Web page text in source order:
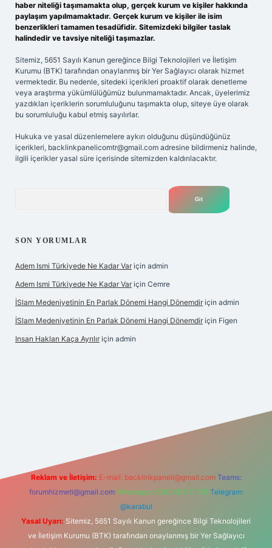
haber niteliği taşımamakta olup, gerçek kurum ve kişiler hakkında
paylaşım yapılmamaktadır. Gerçek kurum ve kişiler ile isim
benzerlikleri tamamen tesadüfidir. Sitemizdeki bilgiler taslak
halindedir ve tavsiye niteliği taşımazlar.
Sitemiz, 5651 Sayılı Kanun gereğince Bilgi Teknolojileri ve İletişim
Kurumu (BTK) tarafından onaylanmış bir Yer Sağlayıcı olarak hizmet
vermektedir. Bu nedenle, sitedeki içerikleri proaktif olarak denetleme
veya araştırma yükümlülüğümüz bulunmamaktadır. Ancak, üyelerimiz
yazdıkları içeriklerin sorumluluğunu taşımakta olup, siteye üye olarak
bu sorumluluğu kabul etmiş sayılırlar.
Hukuka ve yasal düzenlemelere aykırı olduğunu düşündüğünüz
içerikleri, backlinkpanelicomtr@gmail.com adresine bildirmeniz halinde,
ilgili içerikler yasal süre içerisinde sitemizden kaldırılacaktır.
SON YORUMLAR
Adem Ismi Türkiyede Ne Kadar Var için admin
Adem Ismi Türkiyede Ne Kadar Var için Cemre
İSlam Medeniyetinin En Parlak Dönemi Hangi Dönemdir için admin
İSlam Medeniyetinin En Parlak Dönemi Hangi Dönemdir için Figen
Insan Hakları Kaça Ayrılır için admin
Reklam ve İletişim: E-mail: backlinkpaneli@gmail.com Teams:
forumhizmeti@gmail.com Whatsapp: 0262 606 0 726 Telegram:
@karabul
Yasal Uyarı: Sitemiz, 5651 Sayılı Kanun gereğince Bilgi Teknolojileri
ve İletişim Kurumu (BTK) tarafından onaylanmış bir Yer Sağlayıcı